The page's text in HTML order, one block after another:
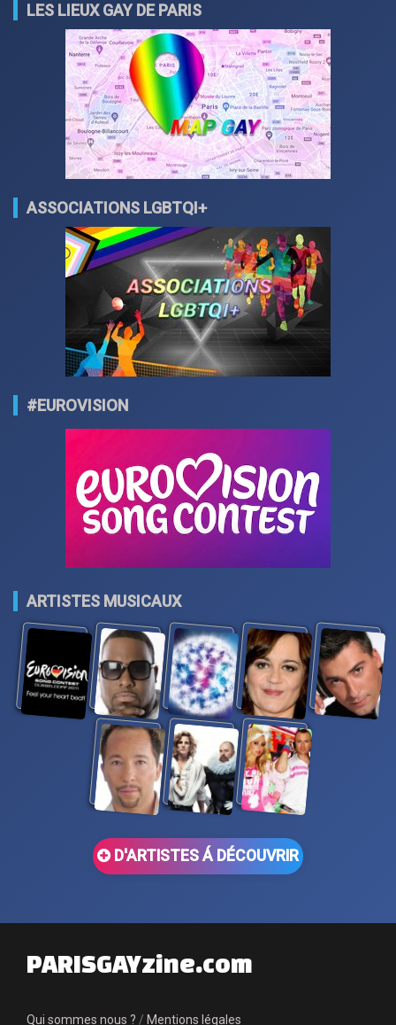
LES LIEUX GAY DE PARIS
ASSOCIATIONS LGBTQI+
#EUROVISION
ARTISTES MUSICAUX
D'ARTISTES Á DÉCOUVRIR
PARISGAYzine.com
Qui sommes nous ? / Mentions légales